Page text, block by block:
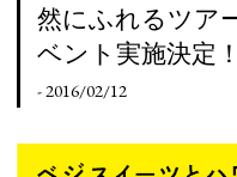
然にふれるツア
ベント実施決定！
- 2016/02/12